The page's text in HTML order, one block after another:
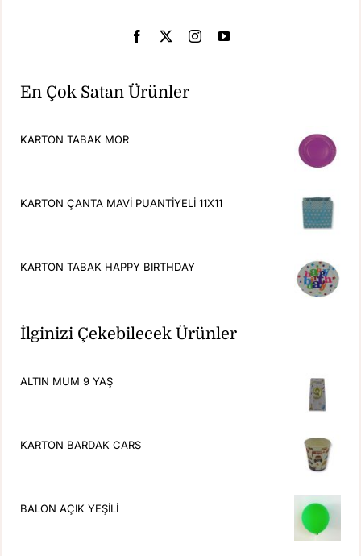
En Çok Satan Ürünler
KARTON TABAK MOR
KARTON ÇANTA MAVİ PUANTİYELİ 11X11
KARTON TABAK HAPPY BIRTHDAY
İlginizi Çekebilecek Ürünler
ALTIN MUM 9 YAŞ
KARTON BARDAK CARS
BALON AÇIK YEŞİLİ